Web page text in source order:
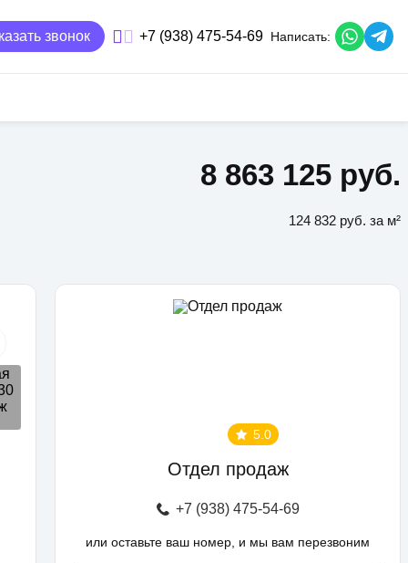
звонок +7 (938) 475-54-69 Написать:
8 863 125 руб.
124 832 руб. за м²
5.0
Отдел продаж
+7 (938) 475-54-69
или оставьте ваш номер, и мы вам перезвоним